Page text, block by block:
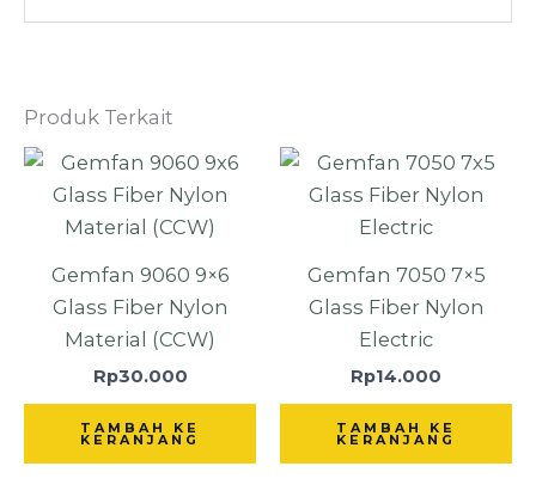
Produk Terkait
Gemfan 9060 9×6
Glass Fiber Nylon
Material (CCW)
Rp30.000
TAMBAH KE
KERANJANG
Gemfan 7050 7×5
Glass Fiber Nylon
Electric
Rp14.000
TAMBAH KE
KERANJANG